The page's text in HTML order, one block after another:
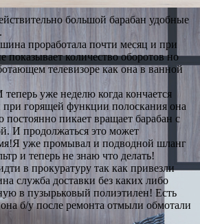
большой барабан удобные
проработала почти месяц и при
показывает количество оборотов но
телевизоре как она в ванной
уже неделю когда кончается
при горящей функции полоскания она
постоянно пикает вращает барабан с
И продолжаться это может
уже промывал и подводной шланг
и теперь не знаю что делать!
в прокуратуру так как привезли
служба доставки без каких либо
в пузырьковый полиэтилен! Есть
б/у после ремонта отмыли обмотали